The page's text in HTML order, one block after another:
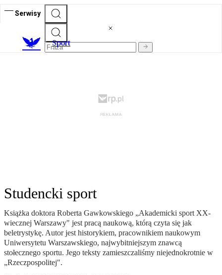
Serwisy
Sport
Studencki sport
Książka doktora Roberta Gawkowskiego „Akademicki sport XX-
wiecznej Warszawy" jest pracą naukową, którą czyta się jak
beletrystykę. Autor jest historykiem, pracownikiem naukowym
Uniwersytetu Warszawskiego, najwybitniejszym znawcą
stołecznego sportu. Jego teksty zamieszczaliśmy niejednokrotnie w
„Rzeczpospolitej".